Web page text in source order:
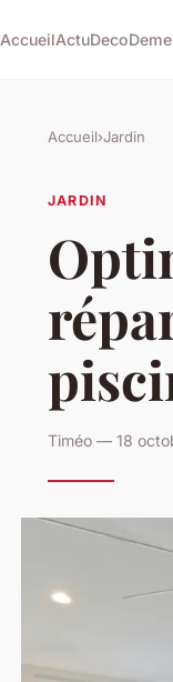
AccueilActuDeco
Accueil›Jardin
JARDIN
Timéo — 18